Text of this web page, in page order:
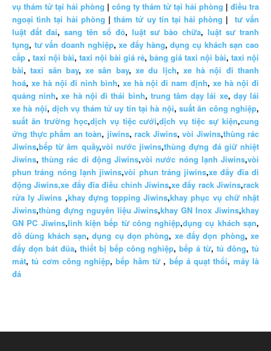
vụ thám tử tại hải phòng | công ty thám tử tại hải phòng | điều tra
ngoại tình tại hải phòng |thám tử uy tín tại hải phòng | tư vấn
luật đất đai, sang tên sổ đỏ, luật sư bào chữa, luật sư tranh
tụng, tư vấn doanh nghiệp,xe đẩy hàng,dụng cụ khách sạn cao
cấp , taxi nội bài, taxi nội bài giá rẻ, bảng giá taxi nội bài, taxi nội
bài,taxi sân bay,xe sân bay,xe du lịch, xe hà nội đi thanh
hoá, xe hà nội đi ninh bình, xe hà nội đi nam định,xe hà nội đi
quảng ninh,xe hà nội đi thái bình, trung tâm dạy lái xe, dạy lái
xe hà nội,dịch vụ thám tử uy tín tại hà nội,suất ăn công nghiệp,
suất ăn trường học,dịch vụ tiệc cưới,dịch vụ tiệc sự kiện,cung
ứng thực phẩm an toàn, jiwins, rack Jiwins, vòi Jiwins,thùng rác
Jiwins,bếp từ âm quầy,vòi nước jiwins,thùng đựng đá giữ nhiệt
Jiwins,thùng rác di động Jiwins,vòi nước nóng lạnh Jiwins,vòi
phun tráng nóng lạnh jiwins,vòi phun tráng jiwins,xe đẩy đĩa di
động Jiwins,xe đẩy đĩa điều chỉnh Jiwins,xe đẩy rack Jiwins,rack
rửa ly Jiwins ,khay đựng topping Jiwins,khay phục vụ chữ nhật
Jiwins,thùng đựng nguyên liệu Jiwins,khay GN Inox Jiwins,khay
GN PC Jiwins,linh kiện bếp từ công nghiệp,dụng cụ khách sạn,
đồ dùng khách sạn,dụng cụ dọn phòng, xe đẩy dọn phòng,xe
đẩy dọn bát đũa, thiết bị bếp công nghiệp,bếp á từ,tủ đông,tủ
mát,tủ cơm công nghiệp,bếp hầm từ , bếp á quạt thổi, máy là
đá